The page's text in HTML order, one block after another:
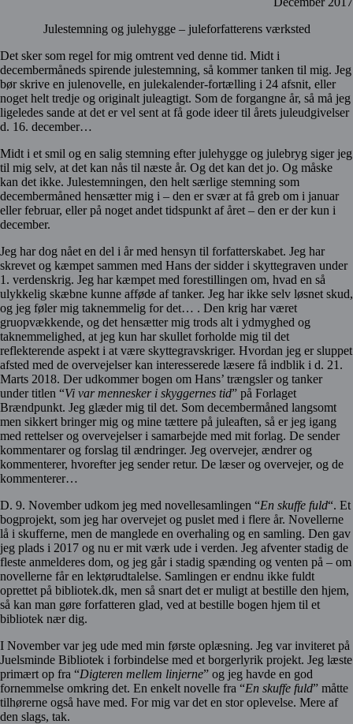
Julestemning og julehygge – juleforfatterens værksted
Det sker som regel for mig omtrent ved denne tid. Midt i
decembermåneds spirende julestemning, så kommer tanken til mig. Jeg
bør skrive en julenovelle, en julekalender-fortælling i 24 afsnit, eller
noget helt tredje og originalt juleagtigt. Som de forgangne år, så må jeg
ligeledes sande at det er vel sent at få gode ideer til årets juleudgivelser
d. 16. december…
Midt i et smil og en salig stemning efter julehygge og julebryg siger jeg
til mig selv, at det kan nås til næste år. Og det kan det jo. Og måske
kan det ikke. Julestemningen, den helt særlige stemning som
decembermåned hensætter mig i – den er svær at få greb om i januar
eller februar, eller på noget andet tidspunkt af året – den er der kun i
december.
Jeg har dog nået en del i år med hensyn til forfatterskabet. Jeg har
skrevet og kæmpet sammen med Hans der sidder i skyttegraven under
1. verdenskrig. Jeg har kæmpet med forestillingen om, hvad en så
ulykkelig skæbne kunne afføde af tanker. Jeg har ikke selv løsnet skud,
og jeg føler mig taknemmelig for det… . Den krig har været
gruopvækkende, og det hensætter mig trods alt i ydmyghed og
taknemmelighed, at jeg kun har skullet forholde mig til det
reflekterende aspekt i at være skyttegravskriger. Hvordan jeg er sluppet
afsted med de overvejelser kan interesserede læsere få indblik i d. 21.
Marts 2018. Der udkommer bogen om Hans’ trængsler og tanker
under titlen “Vi var mennesker i skyggernes tid” på Forlaget
Brændpunkt. Jeg glæder mig til det. Som decembermåned langsomt
men sikkert bringer mig og mine tættere på juleaften, så er jeg igang
med rettelser og overvejelser i samarbejde med mit forlag. De sender
kommentarer og forslag til ændringer. Jeg overvejer, ændrer og
kommenterer, hvorefter jeg sender retur. De læser og overvejer, og de
kommenterer…
D. 9. November udkom jeg med novellesamlingen “En skuffe fuld“. Et
bogprojekt, som jeg har overvejet og puslet med i flere år. Novellerne
lå i skufferne, men de manglede en overhaling og en samling. Den gav
jeg plads i 2017 og nu er mit værk ude i verden. Jeg afventer stadig de
fleste anmelderes dom, og jeg går i stadig spænding og venten på – om
novellerne får en lektørudtalelse. Samlingen er endnu ikke fuldt
oprettet på bibliotek.dk, men så snart det er muligt at bestille den hjem,
så kan man gøre forfatteren glad, ved at bestille bogen hjem til et
bibliotek nær dig.
I November var jeg ude med min første oplæsning. Jeg var inviteret på
Juelsminde Bibliotek i forbindelse med et borgerlyrik projekt. Jeg læste
primært op fra “Digteren mellem linjerne” og jeg havde en god
fornemmelse omkring det. En enkelt novelle fra “En skuffe fuld” måtte
tilhørerne også have med. For mig var det en stor oplevelse. Mere af
den slags, tak.